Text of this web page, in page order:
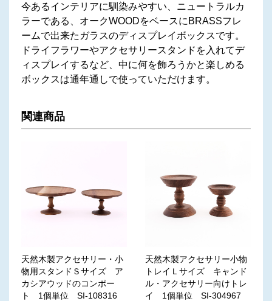
今あるインテリアに馴染みやすい、ニュートラルカ
ラーである、オークWOODをベースにBRASSフレ
ームで出来たガラスのディスプレイボックスです。
ドライフラワーやアクセサリースタンドを入れてデ
ィスプレイするなど、中に何を飾ろうかと楽しめる
ボックスは通年通しで使っていただけます。
関連商品
天然木製アクセサリー・小
物用スタンドＳサイズ ア
カシアウッドのコンポー
ト 1個単位 SI-108316
天然木製アクセサリー小物
トレイＬサイズ キャンド
ル・アクセサリー向けトレ
イ 1個単位 SI-304967